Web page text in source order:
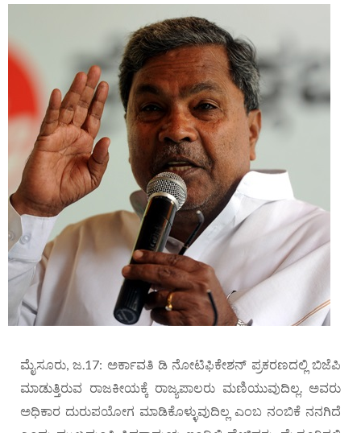
ಮೈಸೂರು, ಜ.17: ಅರ್ಕಾವತಿ ಡಿ ನೋಟಿಫಿಕೇಶನ್ ಪ್ರಕರಣದಲ್ಲಿ ಬಿಜೆಪಿ
ಮಾಡುತ್ತಿರುವ ರಾಜಕೀಯಕ್ಕೆ ರಾಜ್ಯಪಾಲರು ಮಣಿಯುವುದಿಲ್ಲ. ಅವರು
ಅಧಿಕಾರ ದುರುಪಯೋಗ ಮಾಡಿಕೊಳ್ಳುವುದಿಲ್ಲ ಎಂಬ ನಂಬಿಕೆ ನನಗಿದೆ